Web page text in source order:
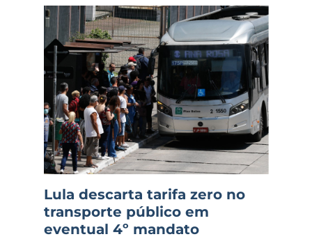
Lula descarta tarifa zero no
transporte público em
eventual 4º mandato